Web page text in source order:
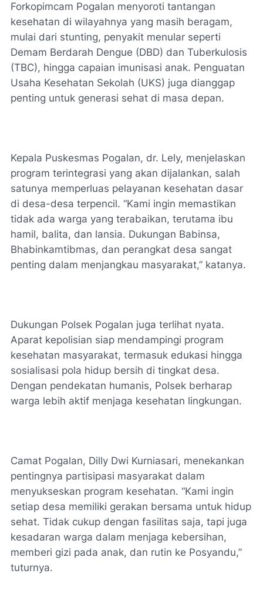
Forkopimcam Pogalan menyoroti tantangan
kesehatan di wilayahnya yang masih beragam,
mulai dari stunting, penyakit menular seperti
Demam Berdarah Dengue (DBD) dan Tuberkulosis
(TBC), hingga capaian imunisasi anak. Penguatan
Usaha Kesehatan Sekolah (UKS) juga dianggap
penting untuk generasi sehat di masa depan.
Kepala Puskesmas Pogalan, dr. Lely, menjelaskan
program terintegrasi yang akan dijalankan, salah
satunya memperluas pelayanan kesehatan dasar
di desa-desa terpencil. “Kami ingin memastikan
tidak ada warga yang terabaikan, terutama ibu
hamil, balita, dan lansia. Dukungan Babinsa,
Bhabinkamtibmas, dan perangkat desa sangat
penting dalam menjangkau masyarakat,” katanya.
Dukungan Polsek Pogalan juga terlihat nyata.
Aparat kepolisian siap mendampingi program
kesehatan masyarakat, termasuk edukasi hingga
sosialisasi pola hidup bersih di tingkat desa.
Dengan pendekatan humanis, Polsek berharap
warga lebih aktif menjaga kesehatan lingkungan.
Camat Pogalan, Dilly Dwi Kurniasari, menekankan
pentingnya partisipasi masyarakat dalam
menyukseskan program kesehatan. “Kami ingin
setiap desa memiliki gerakan bersama untuk hidup
sehat. Tidak cukup dengan fasilitas saja, tapi juga
kesadaran warga dalam menjaga kebersihan,
memberi gizi pada anak, dan rutin ke Posyandu,”
tuturnya.